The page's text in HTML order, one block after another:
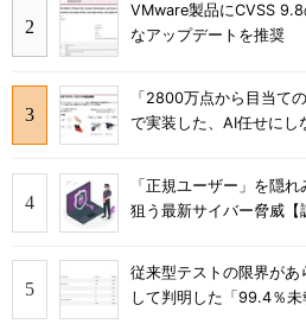
VMware製品にCVSS
なアップデートを推奨
「2800万点から目当て
で実装した、AI任せにし
「正規ユーザー」を隠
狙う最新サイバー脅威【
従来型テストの限界が
して判明した「99.4％